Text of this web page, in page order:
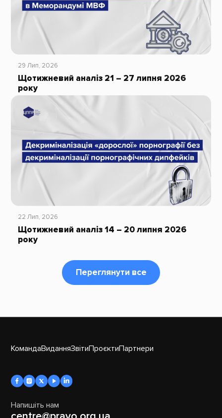
29 Лип, 2026
Щотижневий аналіз 21 – 27 липня 2026
року
22 Лип, 2026
Щотижневий аналіз 14 – 20 липня 2026
року
Переглянути все
КомандаВиданняЗвітиПроєктиПартнери
Напишіть нам